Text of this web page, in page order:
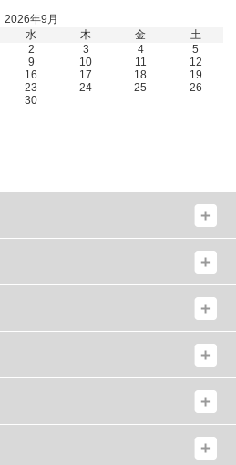
2026年9月
水 木 金
土
2 3 4
5
9 10 11
12
16 17 18
19
23 24 25
26
30